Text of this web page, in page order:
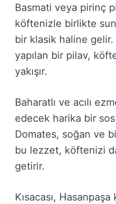
Basmati veya pirinç
köftenizle birlikte
bir klasik haline
yapılan bir pilav,
yakışır.
Baharatlı ve acılı
edecek harika bir
Domates, soğan ve
bu lezzet, köftenizi
getirir.
Kısacası,